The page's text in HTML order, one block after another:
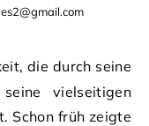
die durch seine
vielseitigen
Schon früh zeigte